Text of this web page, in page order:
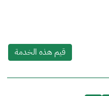
قيم هذه الخدمة